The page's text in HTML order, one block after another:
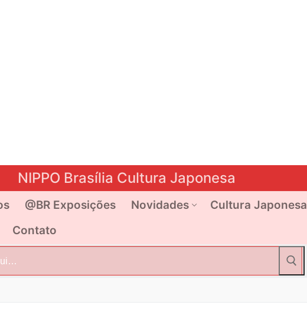
NIPPO Brasília Cultura Japonesa
@BR Exposições Novidades Cultura Japonesa
Contato